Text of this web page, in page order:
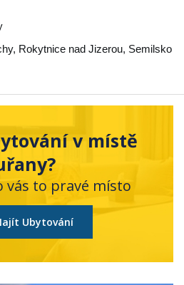
, Rokytnice nad Jizerou, Semilsko
v místě
vás to pravé místo
Ubytování